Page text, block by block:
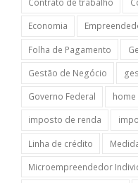
Contrato de trabalho
Economia
Folha de Pagamento
Gestão de Negócio
Governo Federal
imposto de renda
Linha de crédito
Microempreendedor